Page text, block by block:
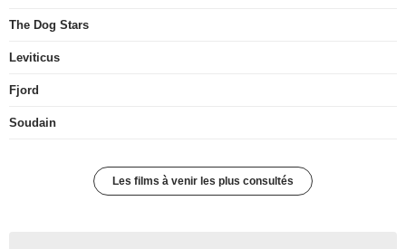
The Dog Stars
Leviticus
Fjord
Soudain
Les films à venir les plus consultés